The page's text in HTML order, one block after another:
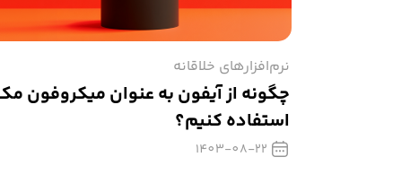
نرم‌افزارهای خلاقانه
چگونه از آیفون به عنوان میکروفون
استفاده کنیم؟
1403-08-22